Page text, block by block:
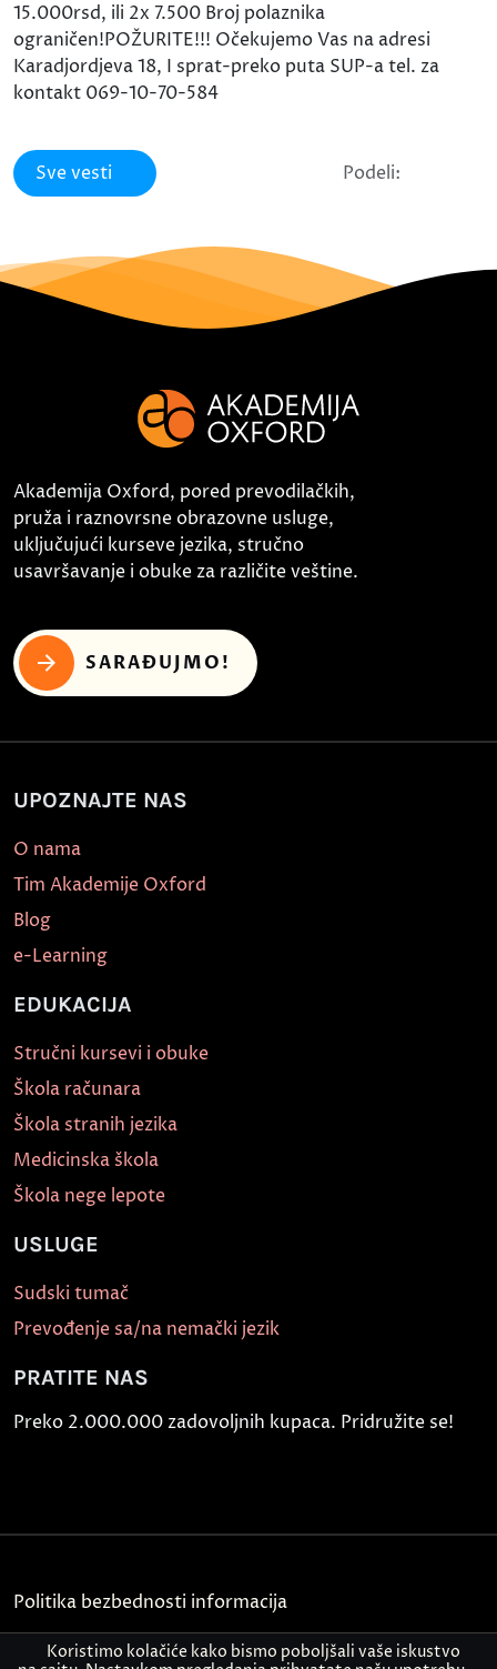
15.000rsd, ili 2x 7.500 Broj polaznika
ograničen!POŽURITE!!! Očekujemo Vas na adresi
Karadjordjeva 18, I sprat-preko puta SUP-a tel. za
kontakt 069-10-70-584
Sve vesti Podeli:
Akademija Oxford, pored prevodilačkih,
pruža i raznovrsne obrazovne usluge,
uključujući kurseve jezika, stručno
usavršavanje i obuke za različite veštine.
SARAĐUJMO!
UPOZNAJTE NAS
O nama
Tim Akademije Oxford
Blog
e-Learning
EDUKACIJA
Stručni kursevi i obuke
Škola računara
Škola stranih jezika
Medicinska škola
Škola nege lepote
USLUGE
Sudski tumač
Prevođenje sa/na nemački jezik
PRATITE NAS
Preko 2.000.000 zadovoljnih kupaca. Pridružite se!
Politika bezbednosti informacija
Kontakt
Koristimo kolačiće kako bismo poboljšali vaše iskustvo